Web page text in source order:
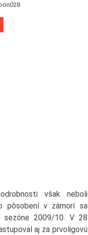
však neboli
pôsobení v zámorí sa
2009/10. V 28
aj za prvoligovú